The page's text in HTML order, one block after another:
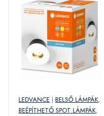
LEDVANCE | BELSŐ LÁMPÁK,
BEÉPÍTHETŐ SPOT LÁMPÁK,